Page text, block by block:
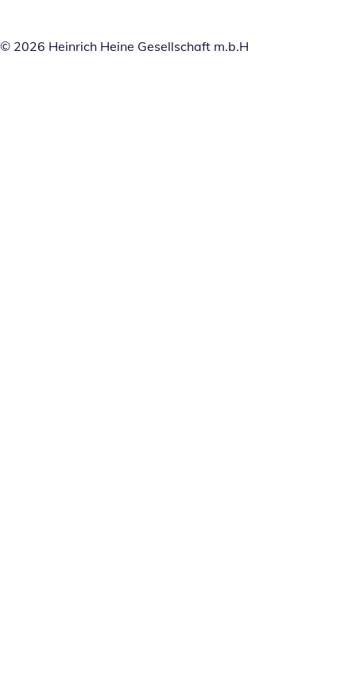
© 2026 Heinrich Heine Gesellschaft m.b.H